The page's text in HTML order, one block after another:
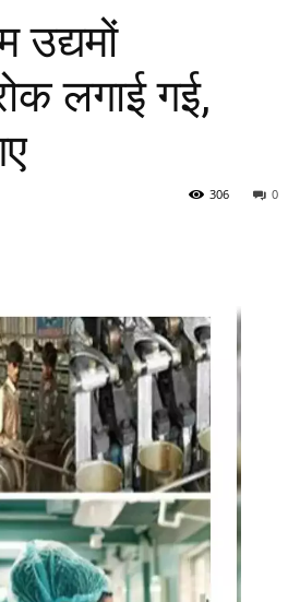
लगाई गई,
0
306